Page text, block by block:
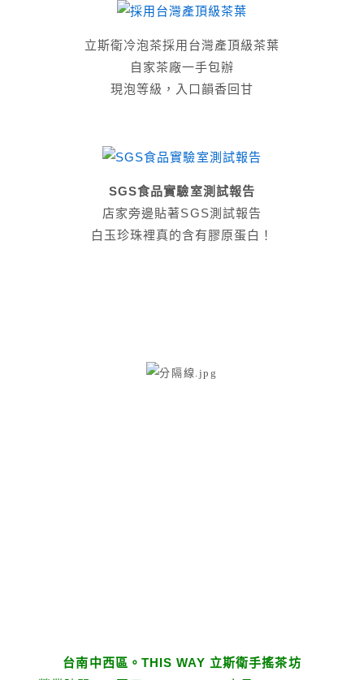
立斯衛冷泡茶採用台灣產頂級茶葉
自家茶廠一手包辦
現泡等級，入口韻香回甘
SGS食品實驗室測試報告
店家旁邊貼著SGS測試報告
白玉珍珠裡真的含有膠原蛋白！
台南中西區。 THIS WAY 立斯衛手搖茶坊